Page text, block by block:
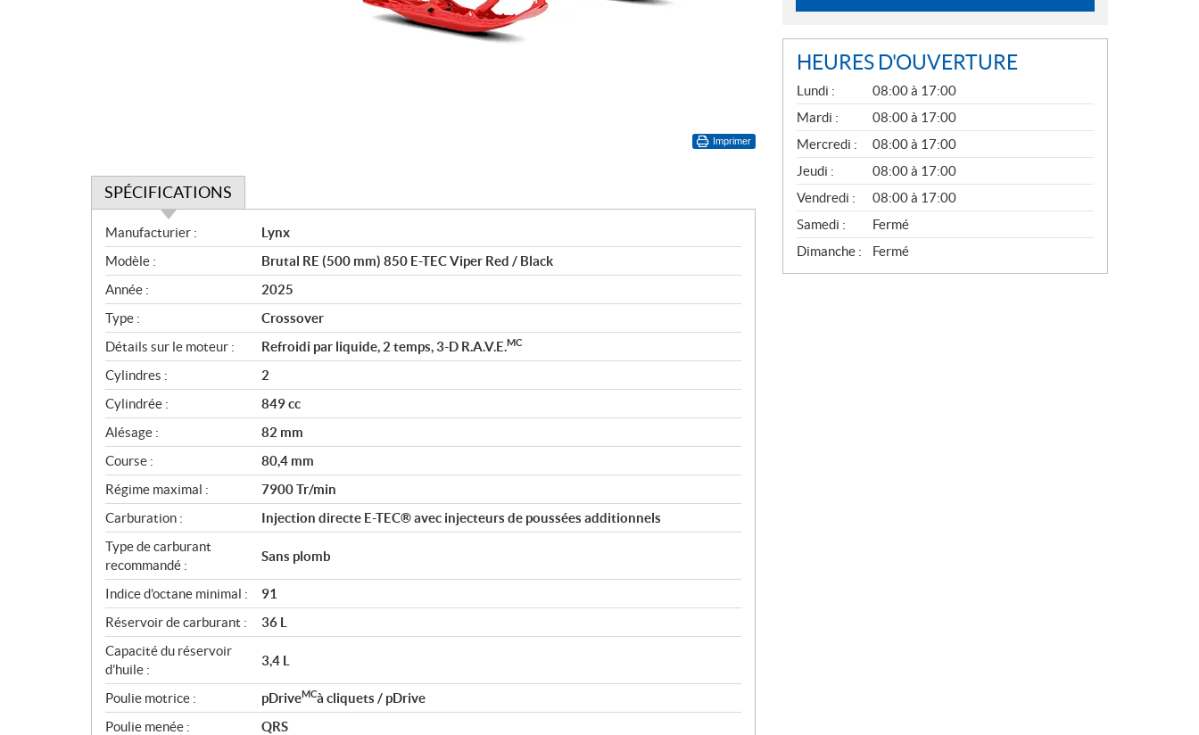
Imprimer
SPÉCIFICATIONS
S
p
é
c
i
f
i
c
a
t
i
o
n
s
Manufacturier :
Lynx
Modèle :
Brutal RE (500 mm) 850 E-TEC Viper Red / Black
Année :
2025
Type :
Crossover
Détails sur le moteur :
Refroidi par liquide, 2 temps, 3-D R.A.V.E.MC
Cylindres :
2
Cylindrée :
849 cc
Alésage :
82 mm
Course :
80,4 mm
Régime maximal :
7900 Tr/min
Carburation :
Injection directe E-TEC® avec injecteurs de poussées additionnels
Type de carburant
recommandé :
Sans plomb
Indice d’octane minimal :
91
Réservoir de carburant :
36 L
Capacité du réservoir
d’huile :
3,4 L
Poulie motrice : pDriveMCà cliquets / pDrive
Poulie menée :
QRS
HEURES D'OUVERTURE
G
É
N
É
R
A
L
Lundi :
08:00 à 17:00
Mardi :
08:00 à 17:00
Mercredi :
08:00 à 17:00
Jeudi :
08:00 à 17:00
Vendredi :
08:00 à 17:00
Samedi :
Fermé
Dimanche :
Fermé